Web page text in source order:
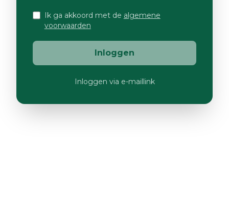
Ik ga akkoord met de algemene
voorwaarden
Inloggen
Inloggen via e-maillink